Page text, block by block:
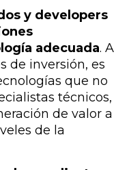
y developers
adecuada. A
de inversión, es
que no
técnicos,
de valor a
de la